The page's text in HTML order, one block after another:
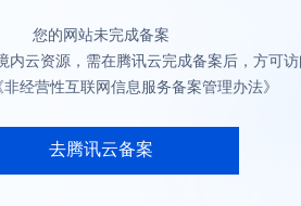
您的网站未完成备案
内云资源，需在腾讯云完成备案后，方可
经营性互联网信息服务备案管理办法》
去腾讯云备案